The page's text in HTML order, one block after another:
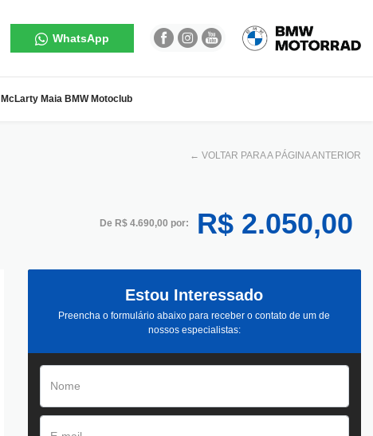
WhatsApp
McLarty Maia BMW Motoclub
← VOLTAR PARA A PÁGINA ANTERIOR
De R$ 4.690,00 por: R$ 2.050,00
Estou Interessado
Preencha o formulário abaixo para receber o contato de um de
nossos especialistas: